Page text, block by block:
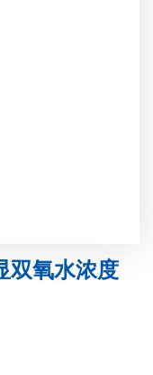
双氧水浓度